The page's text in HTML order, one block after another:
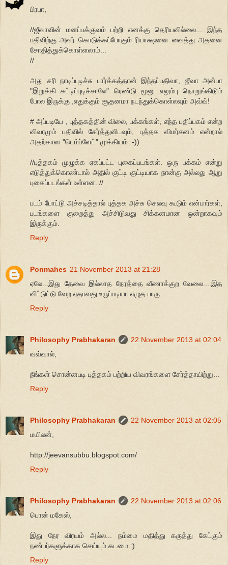
பிரபா,
//ஜீவாவின் மனப்பக்குவம் பற்றி எனக்கு தெரியவில்லை... இந்த
பதிவிற்கு அவர் கொடுக்கப்போகும் ரியாக்ஷனை வைத்து அதனை
சோதித்துக்கொள்ளலாம்...
//
அது சரி நாடிப்புடிச்சு பார்க்கத்தான் இந்தப்பதிவா, ஜீவா அன்பா
"இறுக்கி கட்டிப்புடிச்சாலே" ரெண்டு மூனு எலும்பு நொறுங்கிடும்
போல இருக்கு ,எதுக்கும் சூதனமா நடந்துக்கொள்லவும் அவ்வ்!
# அப்படியே , புத்தகத்தின் விலை, பக்கங்கள், எந்த பதிப்பகம் என்ற
விவரமும் பதிவில் சேர்த்துவிடவும், புத்தக விமர்சனம் என்றால்
அதற்கான "டெம்ப்ளேட்" முக்கியம் :-))
//புத்தகம் முழுக்க ஏகப்பட்ட புகைப்படங்கள். ஒரு பக்கம் என்று
எடுத்துக்கொண்டால் அதில் குட்டி குட்டியாக நான்கு அல்லது ஆறு
புகைப்படங்கள் உள்ளன. //
படம் போட்டு அச்சடித்தால் புத்தக அச்சு செலவு கூடும் என்பார்கள்,
படங்களை குறைத்து அச்சிடுவது சிக்கனமான ஒன்றாகவும்
இருக்கும்.
Reply
Ponmahes 21 November 2013 at 21:28
ஏலே...இது தேவை இல்லாத நேரத்தை வீணாக்குற வேலை....இத
விட்டுட்டு வேற ஏதாவது உருப்படியா எழுத பாரு......
Reply
Philosophy Prabhakaran
22 November 2013 at 02:04
வவ்வால்,
நீங்கள் சொன்னபடி புத்தகம் பற்றிய விவரங்களை சேர்த்தாயிற்று...
Reply
Philosophy Prabhakaran
22 November 2013 at 02:05
மயிலன்,
http://jeevansubbu.blogspot.com/
Reply
Philosophy Prabhakaran
22 November 2013 at 02:06
பொன் மகேஸ்,
இது நேர விரயம் அல்ல... நம்மை மதித்து கருத்து கேட்கும்
நண்பர்களுக்காக செய்யும் கடமை :)
Reply